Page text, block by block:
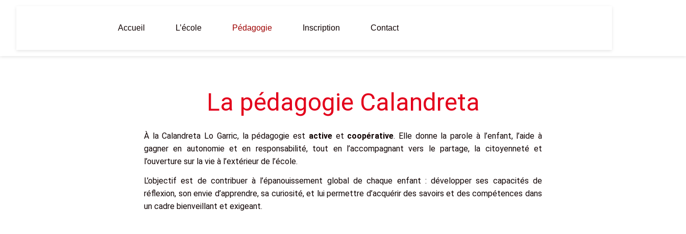
Accueil L’école Pédagogie Inscription Contact
La pédagogie Calandreta
À la Calandreta Lo Garric, la pédagogie est activeet coopérative. Elle donne la parole à l’enfant, l’aide à
gagner en autonomie et en responsabilité, tout en l’accompagnant vers le partage, la citoyenneté et
l’ouverture sur la vie à l’extérieur de l’école.
L’objectif est de contribuer à l’épanouissement global de chaque enfant : développer ses capacités de
réflexion, son envie d’apprendre, sa curiosité, et lui permettre d’acquérir des savoirs et des compétences dans
un cadre bienveillant et exigeant.